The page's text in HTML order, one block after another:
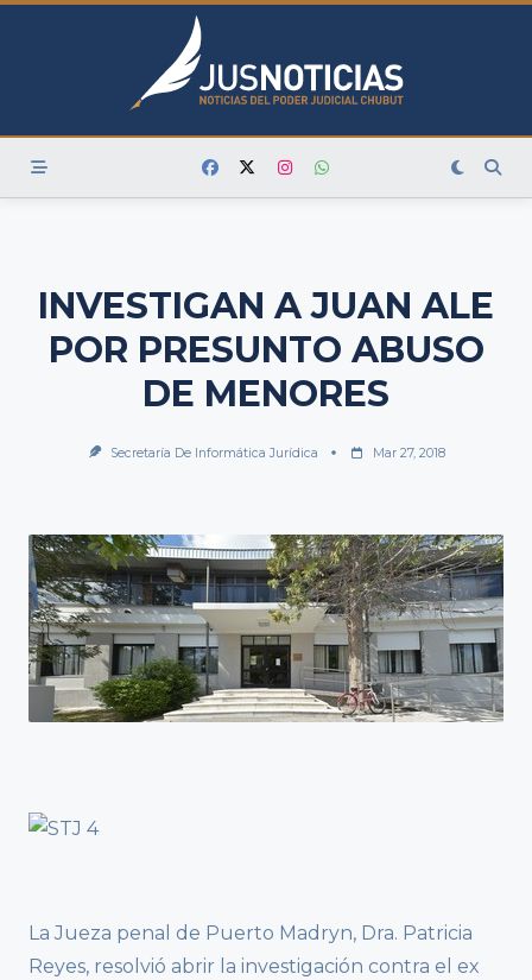
Skip
INVESTIGAN A JUAN ALE
POR PRESUNTO ABUSO
DE MENORES
Secretaría De Informática Jurídica Mar 27, 2018
La Jueza penal de Puerto Madryn, Dra. Patricia
Reyes, resolvió abrir la investigación contra el ex